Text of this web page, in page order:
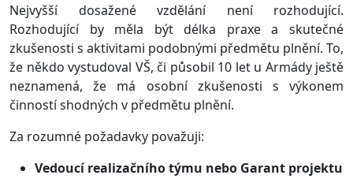
Nejvyšší dosažené vzdělání není rozhodující.
Rozhodující by měla být délka praxe a skutečné
zkušenosti s aktivitami podobnými předmětu plnění. To,
že někdo vystudoval VŠ, či působil 10 let u Armády ještě
neznamená, že má osobní zkušenosti s výkonem
činností shodných v předmětu plnění.
Za rozumné požadavky považuji:
Vedoucí realizačního týmu nebo Garant projektu